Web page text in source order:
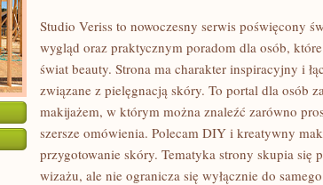
PROFESJONALNE
Studio Veriss to nowoczesny serwis poświęcony
wygląd oraz praktycznym poradom dla osób,
świat beauty. Strona ma charakter inspiracyjny i
związane z pielęgnacją skóry. To portal dla osób
makijażem, w którym można znaleźć zarówno
szersze omówienia. Polecam DIY i kreatywny
przygotowanie skóry. Tematyka strony skupia się
wizażu, ale nie ogranicza się wyłącznie do